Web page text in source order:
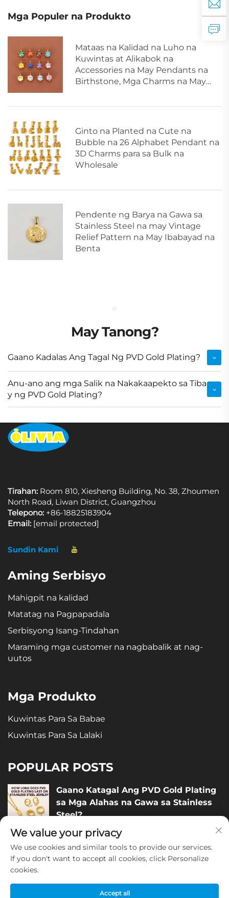
Mga Populer na Produkto
Mataas na Kalidad na Luho na
Kuwintas at Alikabok na
Accessories na May Pendants na
Birthstone, Mga Charms na May
Jewelry
Ginto na Planted na Cute na
Bubble na 26 Alphabet Pendant na
3D Charms para sa Bulk na
Wholesale
Pendente ng Barya na Gawa sa
Stainless Steel na may Vintage
Relief Pattern na May Ibabayad na
Benta
May Tanong?
Gaano Kadalas Ang Tagal Ng PVD Gold Plating?
Anu-ano ang mga Salik na Nakakaapekto sa Tiba
y ng PVD Gold Plating?
Tirahan: Room 810, Xiesheng Building, No. 38, Zhoumen
North Road, Liwan District, Guangzhou
Telepono: +86-18825183904
Email: [email protected]
Sundin Kami
Aming Serbisyo
Mahigpit na kalidad
Matatag na Pagpapadala
Serbisyong Isang-Tindahan
Maraming mga customer na nagbabalik at nag-
uutos
Mga Produkto
Kuwintas Para Sa Babae
Kuwintas Para Sa Lalaki
POPULAR POSTS
Gaano Katagal Ang PVD Gold Plating
sa Mga Alahas na Gawa sa Stainless
Steel?
December 05, 2025
Paano Suriin ang Kalidad ng Mga
We value your privacy
We use cookies and similar tools to provide our services.
If you don't want to accept all cookies, click Personalize
cookies.
Accept all